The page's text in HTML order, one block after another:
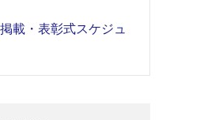
載・表彰式スケジュ